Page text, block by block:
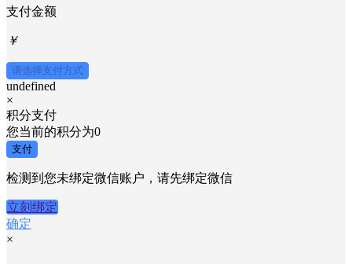
支付金额
￥
请选择支付方式
undefined
×
积分支付
您当前的积分为0
支付
检测到您未绑定微信账户，请先绑定微信
立刻绑定
确定
×